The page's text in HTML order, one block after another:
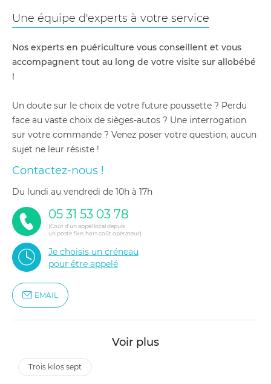
Une équipe d'experts à votre service
Nos experts en puériculture vous conseillent et vous
accompagnent tout au long de votre visite sur allobébé
!
Un doute sur le choix de votre future poussette ? Perdu
face au vaste choix de sièges-autos ? Une interrogation
sur votre commande ? Venez poser votre question, aucun
sujet ne leur résiste !
Contactez-nous !
du lundi au vendredi de 10h à 17h
05 31 53 03 78
(Coût d'un appel local depuis
un poste fixe, hors coût opérateur)
Je choisis un créneau
pour être appelé
EMAIL
Voir plus
trois kilos sept